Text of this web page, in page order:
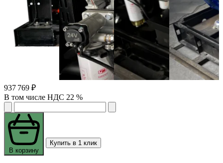
937 769 ₽
В том числе НДС 22 %
В корзину
Купить в 1 клик